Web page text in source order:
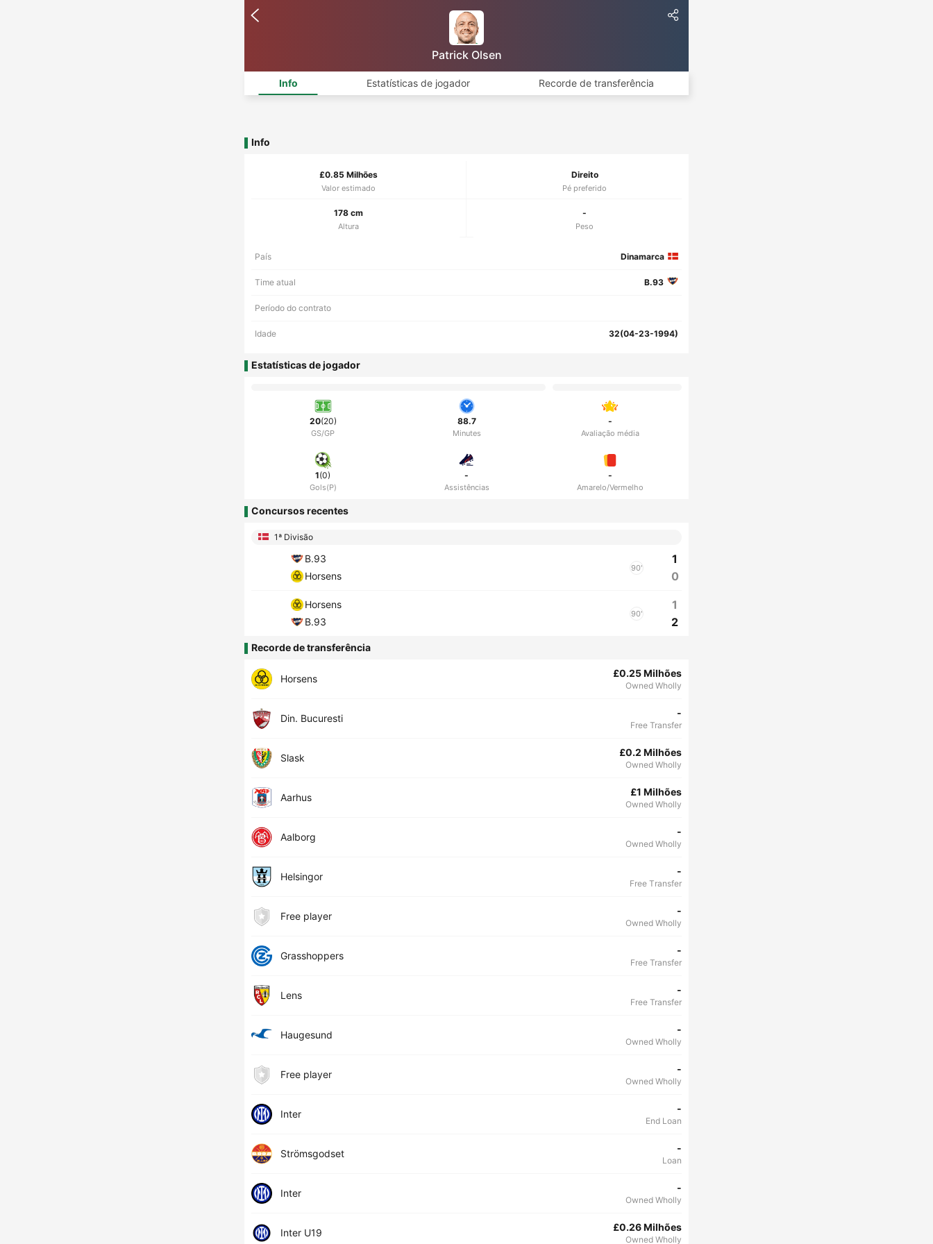
Patrick Olsen
Info Estatísticas de jogador Recorde de transferência
Info
£0.85 Milhões
Valor estimado
Direito
Pé preferido
178 cm
Altura
-
Peso
País Dinamarca
Time atual B.93
Período do contrato
Idade 32(04-23-1994)
Estatísticas de jogador
20(20)
GS/GP
88.7
Minutes
-
Avaliação média
1(0)
Gols(P)
-
Assistências
-
Amarelo/Vermelho
Concursos recentes
1ª Divisão
B.93
Horsens
90'
1
0
Horsens
B.93
90'
1
2
Recorde de transferência
Horsens £0.25 Milhões
Owned Wholly
Din. Bucuresti -
Free Transfer
Slask £0.2 Milhões
Owned Wholly
Aarhus £1 Milhões
Owned Wholly
Aalborg -
Owned Wholly
Helsingor -
Free Transfer
Free player -
Owned Wholly
Grasshoppers -
Free Transfer
Lens -
Free Transfer
Haugesund -
Owned Wholly
Free player -
Owned Wholly
Inter -
End Loan
Strömsgodset -
Loan
Inter -
Owned Wholly
Inter U19 £0.26 Milhões
Owned Wholly